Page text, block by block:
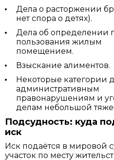
Дела о расторжении
нет спора о детях).
Дела об определении
пользования жилым
помещением.
Взыскание алиментов.
Некоторые категории
административным
правонарушениям и
делам небольшой
Подсудность: куда
иск
Иск подаётся в мировой
участок по месту